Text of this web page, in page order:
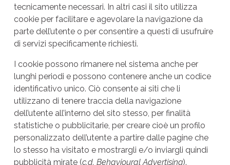
tecnicamente necessari. In altri casi il sito utilizza
cookie per facilitare e agevolare la navigazione da
parte dell’utente o per consentire a questi di usufruire
di servizi specificamente richiesti.
I cookie possono rimanere nel sistema anche per
lunghi periodi e possono contenere anche un codice
identificativo unico. Ciò consente ai siti che li
utilizzano di tenere traccia della navigazione
dell’utente all’interno del sito stesso, per finalità
statistiche o pubblicitarie, per creare cioè un profilo
personalizzato dell’utente a partire dalle pagine che
lo stesso ha visitato e mostrargli e/o inviargli quindi
pubblicità mirate (c.d. Behavioural Advertising).